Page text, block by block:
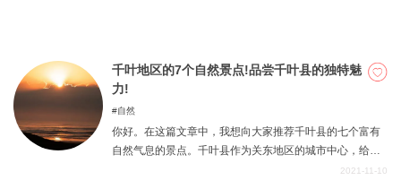
千叶地区的7个自然景点!品尝千叶县的独特魅
力!
自然
你好。在这篇文章中，我想向大家推荐千叶县的七个富有
自然气息的景点。千叶县作为关东地区的城市中心，给人
以强烈的印象，但也有各种有吸引力的景点，提供丰富的
2021-11-10